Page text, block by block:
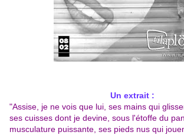
Un extrait :
"Assise, je ne vois que lui, ses mains qui
ses cuisses dont je devine, sous l'étoffe du
musculature puissante, ses pieds nus qui